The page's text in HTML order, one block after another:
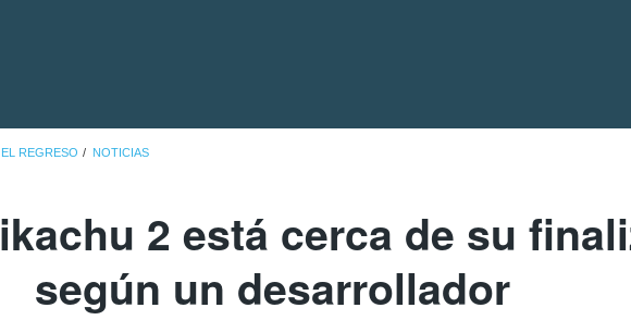
REGRESO NOTICIAS
2 está cerca de su
según un desarrollador